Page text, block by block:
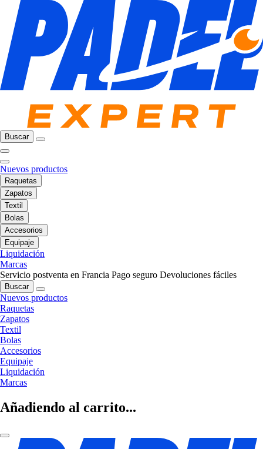
Buscar
Nuevos productos
Raquetas
Zapatos
Textil
Bolas
Accesorios
Equipaje
Liquidación
Marcas
Servicio postventa en Francia Pago seguro Devoluciones fáciles
Buscar
Nuevos productos
Raquetas
Zapatos
Textil
Bolas
Accesorios
Equipaje
Liquidación
Marcas
Añadiendo al carrito...